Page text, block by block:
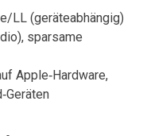
LL​ (geräteabhängig)
sparsame
Apple‑Hardware,